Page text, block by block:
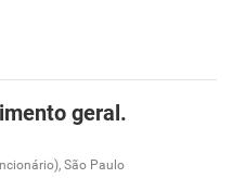
geral.
São Paulo